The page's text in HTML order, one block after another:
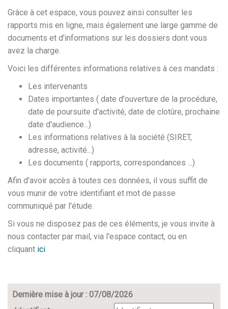
Grâce à cet espace, vous pouvez ainsi consulter les
rapports mis en ligne, mais également une large gamme de
documents et d'informations sur les dossiers dont vous
avez la charge.
Voici les différentes informations relatives à ces mandats :
Les intervenants
Dates importantes ( date d'ouverture de la procédure,
date de poursuite d'activité, date de clotûre, prochaine
date d'audience...)
Les informations relatives à la société (SIRET,
adresse, activité...)
Les documents ( rapports, correspondances ...)
Afin d'avoir accès à toutes ces données, il vous suffit de
vous munir de votre identifiant et mot de passe
communiqué par l'étude.
Si vous ne disposez pas de ces éléments, je vous invite à
nous contacter par mail, via l'espace contact, ou en
cliquant ici
Dernière mise à jour : 07/08/2026